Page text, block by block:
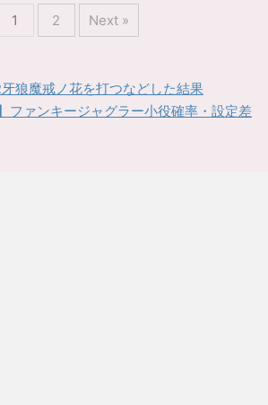
1 2 Next »
牙狼魔戒ノ花を打つなどした結果
ファンキージャグラー小役確率・設定差